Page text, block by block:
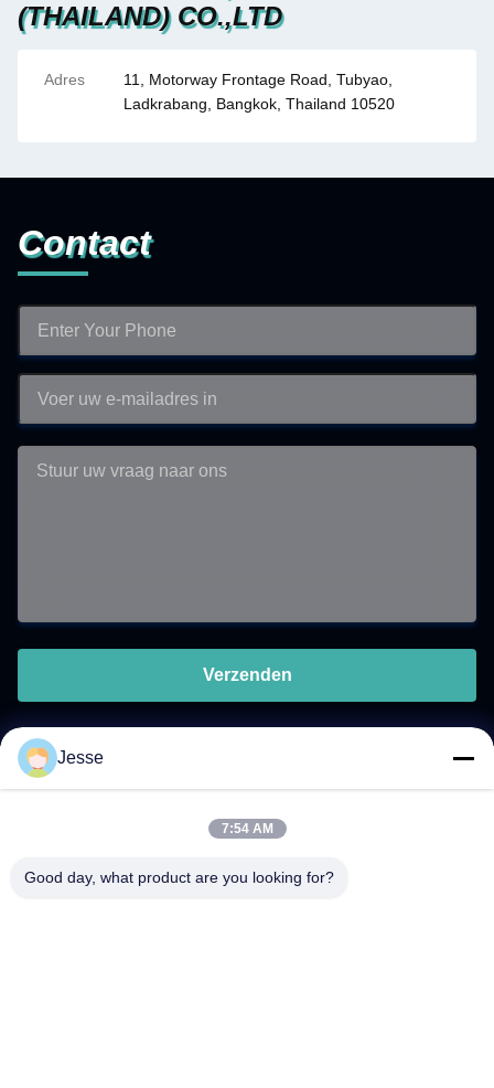
(THAILAND) CO.,LTD
Adres
11, Motorway Frontage Road, Tubyao,
Ladkrabang, Bangkok, Thailand 10520
Contact
Verzenden
5F,B3, Anda Electronics Industriële Fabriek, Heping
Jesse
7:54 AM
Good day, what product are you looking for?